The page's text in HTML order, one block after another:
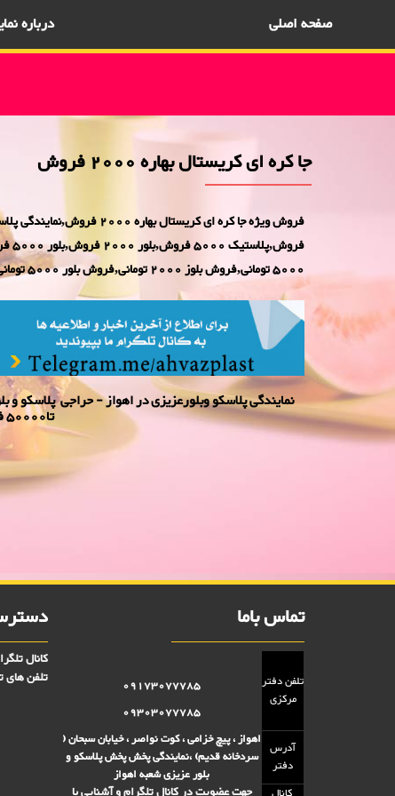
صفحه اصلی درباره
جا کره ای کریستال بهاره 2000 فروش
5000 تومانی,فروش بلوز 2000 تومانی,فروش بلور 5000 تومانی
تا50000 فروش
تماس باما
تلفن دفتر
مرکزی
09173077785
09303077785
آدرس
دفتر
اهواز ، پیچ خزامی ، کوت نواصر ، خیابان سبحان (
سردخانه قدیم) ،نمایندگی پخش پخش پلاسکو و
بلور عزیزی شعبه اهواز
کانال
تلفن های